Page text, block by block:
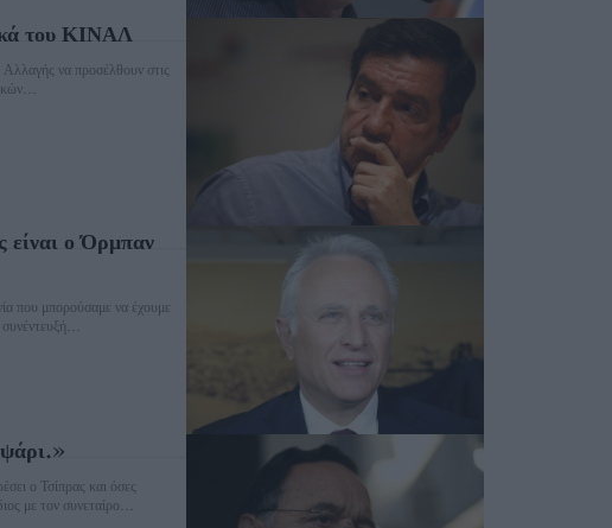
του ΚΙΝΑΛ
να προσέλθουν στις
ο Όρμπαν
που μπορούσαμε να έχουμε
ο Τσίπρας και όσες
με τον συνεταίρο...